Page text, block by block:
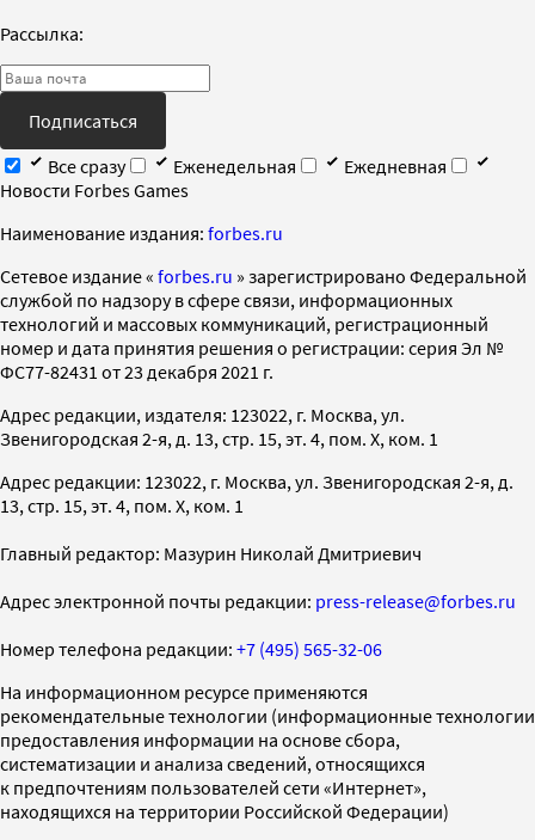
Рассылка:
Подписаться
Все сразу
Еженедельная
Ежедневная
Новости Forbes Games
Наименование издания: forbes.ru
Cетевое издание « forbes.ru » зарегистрировано Федеральной
службой по надзору в сфере связи, информационных
технологий и массовых коммуникаций, регистрационный
номер и дата принятия решения о регистрации: серия Эл №
ФС77-82431 от 23 декабря 2021 г.
Адрес редакции, издателя: 123022, г. Москва, ул.
Звенигородская 2-я, д. 13, стр. 15, эт. 4, пом. X, ком. 1
Адрес редакции: 123022, г. Москва, ул. Звенигородская 2-я, д.
13, стр. 15, эт. 4, пом. X, ком. 1
Главный редактор: Мазурин Николай Дмитриевич
Адрес электронной почты редакции: press-release@forbes.ru
Номер телефона редакции: +7 (495) 565-32-06
На информационном ресурсе применяются
рекомендательные технологии (информационные технологии
предоставления информации на основе сбора,
систематизации и анализа сведений, относящихся
к предпочтениям пользователей сети «Интернет»,
находящихся на территории Российской Федерации)